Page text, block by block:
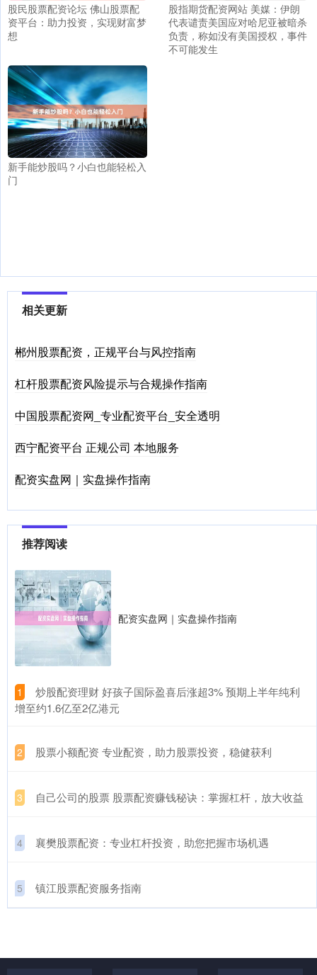
股民股票配资论坛 佛山股票配
资平台：助力投资，实现财富梦
想
股指期货配资网站 美媒：伊朗
代表谴责美国应对哈尼亚被暗杀
负责，称如没有美国授权，事件
不可能发生
新手能炒股吗？小白也能轻松入
门
相关更新
郴州股票配资，正规平台与风控指南
杠杆股票配资风险提示与合规操作指南
中国股票配资网_专业配资平台_安全透明
西宁配资平台 正规公司 本地服务
配资实盘网｜实盘操作指南
推荐阅读
配资实盘网｜实盘操作指南
1
​炒股配资理财 好孩子国际盈喜后涨超3% 预期上半年纯利
增至约1.6亿至2亿港元
2 ​股票小额配资 专业配资，助力股票投资，稳健获利
3 ​自己公司的股票 股票配资赚钱秘诀：掌握杠杆，放大收益
4 ​襄樊股票配资：专业杠杆投资，助您把握市场机遇
5 ​镇江股票配资服务指南